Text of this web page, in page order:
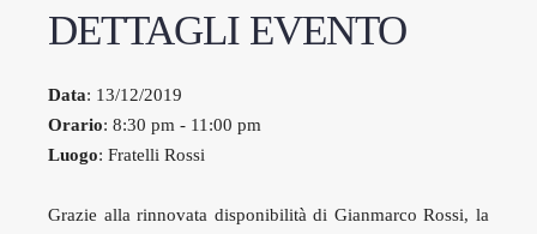
DETTAGLI EVENTO
Data: 13/12/2019
Orario: 8:30 pm - 11:00 pm
Luogo: Fratelli Rossi
Grazie alla rinnovata disponibilità di Gianmarco Rossi, la